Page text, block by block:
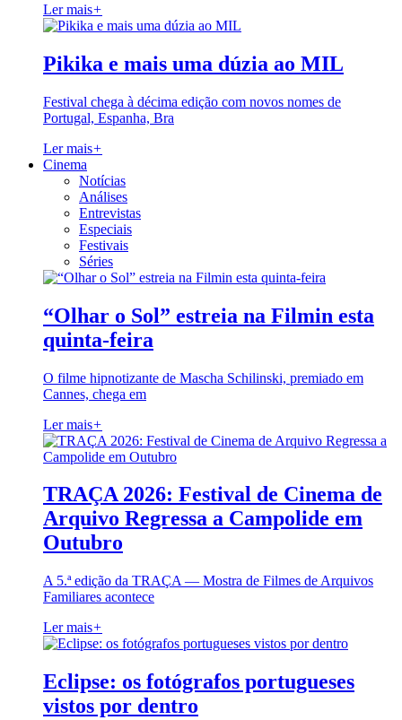
Ler mais+
Pikika e mais uma dúzia ao MIL
Festival chega à décima edição com novos nomes de
Portugal, Espanha, Bra
Ler mais+
Cinema
Notícias
Análises
Entrevistas
Especiais
Festivais
Séries
“Olhar o Sol” estreia na Filmin esta
quinta-feira
O filme hipnotizante de Mascha Schilinski, premiado em
Cannes, chega em
Ler mais+
TRAÇA 2026: Festival de Cinema de
Arquivo Regressa a Campolide em
Outubro
A 5.ª edição da TRAÇA — Mostra de Filmes de Arquivos
Familiares acontece
Ler mais+
Eclipse: os fotógrafos portugueses
vistos por dentro